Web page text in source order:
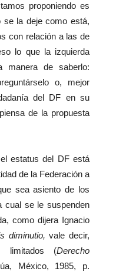
proponiendo es
se la deje como está,
con relación a las de
lo que la izquierda
manera de saberlo:
o, mejor
del DF en su
de la propuesta
estatus del DF está
de la Federación a
sea asiento de los
cual se le suspenden
como dijera Ignacio
diminutio, vale decir,
limitados (Derecho
México, 1985, p.